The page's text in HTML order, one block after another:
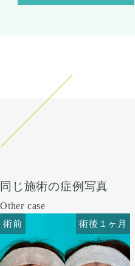
同じ施術の症例写真
Other case
術前 術後１ヶ月
術前 術後２ヶ月